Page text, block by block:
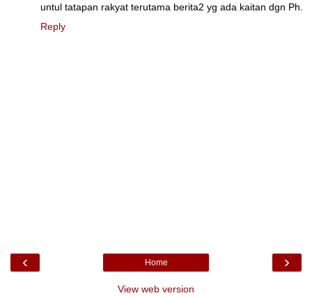
untul tatapan rakyat terutama berita2 yg ada kaitan dgn Ph.
Reply
‹ ›
Home
View web version